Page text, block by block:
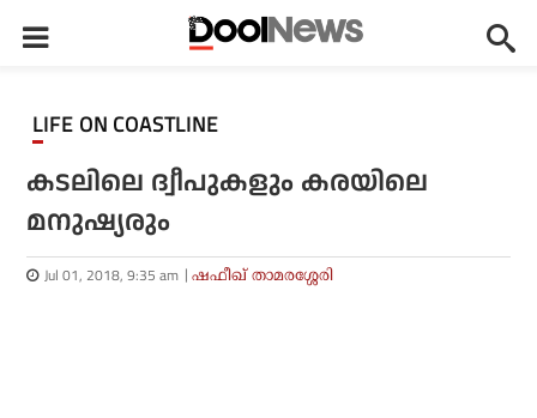
LIFE ON COASTLINE
കടലിലെ ദ്വീപുകളും കരയിലെ
മനുഷ്യരും
Jul 01, 2018, 9:35 am ഷഫീഖ് താമരശ്ശേരി